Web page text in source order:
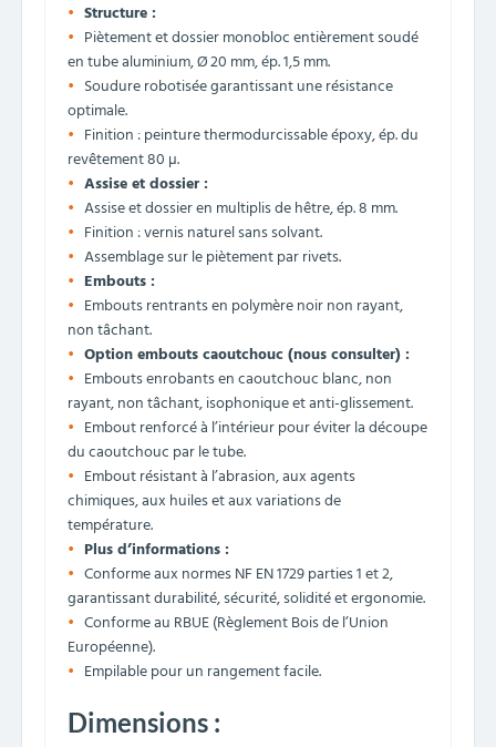
Structure :
Piètement et dossier monobloc entièrement soudé
en tube aluminium, Ø 20 mm, ép. 1,5 mm.
Soudure robotisée garantissant une résistance
optimale.
Finition : peinture thermodurcissable époxy, ép. du
revêtement 80 µ.
Assise et dossier :
Assise et dossier en multiplis de hêtre, ép. 8 mm.
Finition : vernis naturel sans solvant.
Assemblage sur le piètement par rivets.
Embouts :
Embouts rentrants en polymère noir non rayant,
non tâchant.
Option embouts caoutchouc (nous consulter) :
Embouts enrobants en caoutchouc blanc, non
rayant, non tâchant, isophonique et anti-glissement.
Embout renforcé à l’intérieur pour éviter la découpe
du caoutchouc par le tube.
Embout résistant à l’abrasion, aux agents
chimiques, aux huiles et aux variations de
température.
Plus d’informations :
Conforme aux normes NF EN 1729 parties 1 et 2,
garantissant durabilité, sécurité, solidité et ergonomie.
Conforme au RBUE (Règlement Bois de l’Union
Européenne).
Empilable pour un rangement facile.
Dimensions :